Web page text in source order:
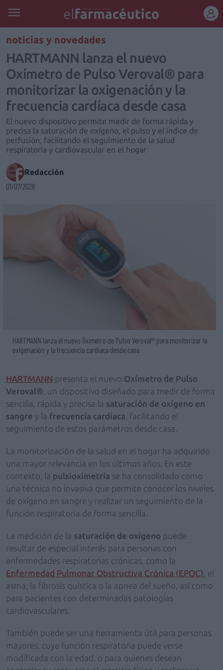
REGÍSTRATE
noticias y novedades
HARTMANN lanza el nuevo
Oxímetro de Pulso Veroval® para
monitorizar la oxigenación y la
frecuencia cardíaca desde casa
El nuevo dispositivo permite medir de forma rápida y
precisa la saturación de oxígeno, el pulso y el índice de
perfusión, facilitando el seguimiento de la salud
respiratoria y cardiovascular en el hogar
Redacción
01/07/2026
HARTMANN lanza el nuevo Oxímetro de Pulso Veroval® para monitorizar la
oxigenación y la frecuencia cardíaca desde casa
HARTMANN presenta el nuevo Oxímetro de Pulso
Veroval® , un dispositivo diseñado para medir de forma
sencilla, rápida y precisa la saturación de oxígeno en
sangre y la frecuencia cardíaca , facilitando el
seguimiento de estos parámetros desde casa.
La monitorización de la salud en el hogar ha adquirido
una mayor relevancia en los últimos años. En este
contexto, la pulsioximetría se ha consolidado como
una técnica no invasiva que permite conocer los niveles
de oxígeno en sangre y realizar un seguimiento de la
función respiratoria de forma sencilla.
La medición de la saturación de oxígeno puede
resultar de especial interés para personas con
enfermedades respiratorias crónicas, como la
Enfermedad Pulmonar Obstructiva Crónica (EPOC) , el
asma, la fibrosis quística o la apnea del sueño, así como
para pacientes con determinadas patologías
cardiovasculares.
También puede ser una herramienta útil para personas
mayores, cuya función respiratoria puede verse
modificada con la edad, o para quienes desean